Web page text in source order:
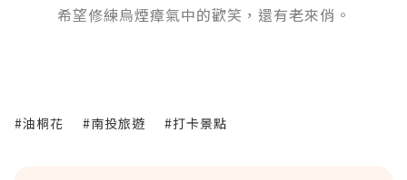
希望修練烏煙瘴氣中的歡笑，還有老來俏。
#油桐花 #南投旅遊 #打卡景點